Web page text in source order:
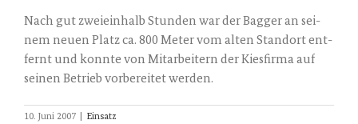
Nach gut zwei­ein­halb Stun­den war der Bag­ger an sei­
nem neu­en Platz ca. 800 Meter vom alten Stand­ort ent­
fernt und konn­te von Mit­ar­bei­tern der Kies­fir­ma auf
sei­nen Betrieb vor­be­rei­tet werden.
10. Juni 2007 Einsatz